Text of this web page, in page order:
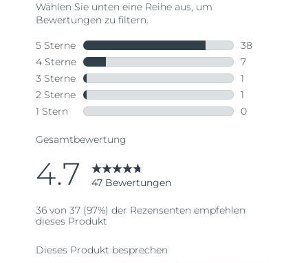
Reviews.
Link
derselben